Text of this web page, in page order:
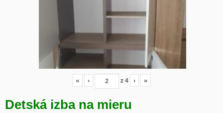
« ‹ z4 › »
Detská izba na mieru